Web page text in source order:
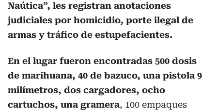
Naútica”, les registran anotaciones
judiciales por homicidio, porte ilegal de
armas y tráfico de estupefacientes.
En el lugar fueron encontradas 500 dosis
de marihuana, 40 de bazuco, una pistola 9
milímetros, dos cargadores, ocho
cartuchos, una gramera, 100 empaques